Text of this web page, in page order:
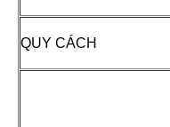
QUY CÁCH